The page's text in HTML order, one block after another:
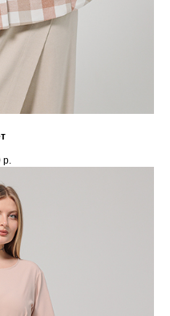
р.